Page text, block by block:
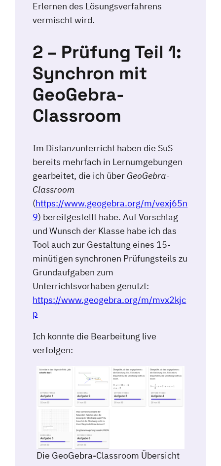
Erlernen des Lösungsverfahrens
vermischt wird.
2 – Prüfung Teil 1:
Synchron mit
GeoGebra-
Classroom
Im Distanzunterricht haben die SuS
bereits mehrfach in Lernumgebungen
gearbeitet, die ich über GeoGebra-
Classroom
(https://www.geogebra.org/m/vexj65n
9) bereitgestellt habe. Auf Vorschlag
und Wunsch der Klasse habe ich das
Tool auch zur Gestaltung eines 15-
minütigen synchronen Prüfungsteils zu
Grundaufgaben zum
Unterrichtsvorhaben genutzt:
https://www.geogebra.org/m/mvx2kjc
p
Ich konnte die Bearbeitung live
verfolgen:
Die GeoGebra-Classroom Übersicht